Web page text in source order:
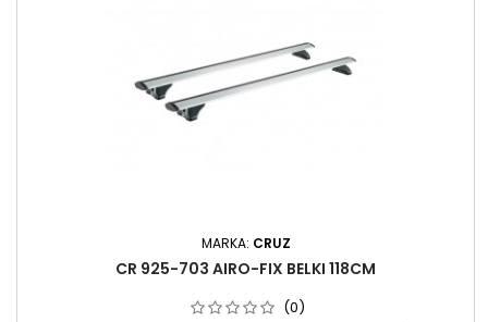
MARKA: CRUZ
CR 925-703 AIRO-FIX BELKI 118CM
(0)